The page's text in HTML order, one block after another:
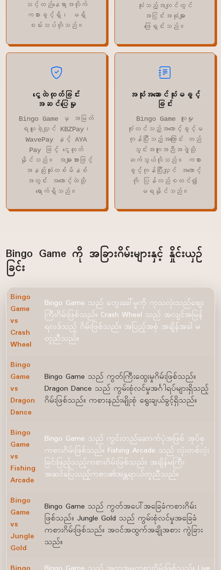
သင့်တည်နေရာအလိုက်
ကစားခွင့်ရှိ၊ မရှိ
စမ်းသပ်လိုသည်။
သုံးသည့်အလျင်တွင်
အငြင်းအခုံများ
ဖြေရှင်းသည်။
ငွေထဲထုတ်ခြင်း
အဆင်ပြေမှု
Bingo Game မှ အမြတ်
ရယူခဲ့လျှင် KBZPay၊
WavePay နှင့် AYA
Pay ဖြင့် ငွေထုတ်
နိုင်သည်။ အများအားဖြင့်
အနည်းဆုံးတစ်မိနစ်
အတွင်း အကောင့်ထဲသို့
ရောက်ရှိသည်။
အသုံးအဆောင်သုံးမခွင့်
ခြင်း
Bingo Game လူမှု
စုံလင်သည့်အကောင့်ခွင့်မ
ကုန်ပြီးသည့်အကြောင်း တည်
သွင်းအကူအညီအဖွဲ့သို့
ဆက်သွယ်လိုသည်။ ကစား
ခွင့်ကုန်ပြီးလျှင် အကောင့်
ကို ပြန်လည်စတင်၍
မရနိုင်သည်။
Bingo Game ကို အခြားဂိမ်းများနှင့် နှိုင်းယှဉ်
ခြင်း
Bingo
Game
vs
Crash
Wheel
Bingo Game သည် တွေးခေါ်မှုကို ကုသလုံးသည်စျေး
ကြီးဂိမ်းဖြစ်သည်။ Crash Wheel သည် အလျင်အမြန်
ရလဒ်သည့် ဂိမ်းဖြစ်သည်။ အပြည့်အစုံ အချိန်အခါ မ
တူညီသည်။
Bingo
Game
vs
Dragon
Dance
Bingo Game သည် ကွတ်ကြီးထွေးမှုဂိမ်းဖြစ်သည်။
Dragon Dance သည် ကွမ်းစုံလင်မှုအင်္ဂါရပ်များရှိသည့်
ဂိမ်းဖြစ်သည်။ ကစားနည်းမျိုးစုံ ရွေးချယ်ခွင့်ရှိသည်။
Bingo
Game
vs
Fishing
Arcade
Bingo Game သည် ကွင်းတည်ဆောက်ပုံအဖြစ် အုပ်စု
ကစားဂိမ်းဖြစ်သည်။ Fishing Arcade သည် လုံးတစ်လုံး
ခြင်းဖြည့်သည့်ကစားဂိမ်းဖြစ်သည်။ အချိန်မကြီး
အဆင်ပြေသည့်ကစား၏အန္တရာယ်တူညီသည်။
Bingo
Game
vs
Jungle
Gold
Bingo Game သည် ကွတ်အပေါ်အခြေခံကစားဂိမ်း
ဖြစ်သည်။ Jungle Gold သည် ကွမ်းစုံလင်မှုအခြေခံ
ကစားဂိမ်းဖြစ်သည်။ အဝင်အထွက်အချိုအစား ကွဲခြား
သည်။